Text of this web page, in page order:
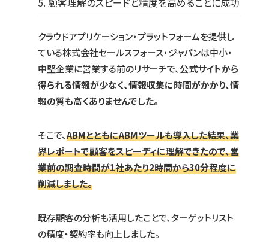
クラウドアプリケーション・プラットフォームを提供し
ている株式会社セールスフォース・ジャパンは中小・
中堅企業に営業する前のリサーチで、公式サイトから
得られる情報が少なく、情報収集に時間がかかり、情
報の質も高くありませんでした。
そこで、ABMとともにABMツールも導入した結果、業
界レポートで顧客をスピーディに理解できたので、営
業前の調査時間が1社あたり2時間から30分程度に
削減しました。
既存顧客の分析も活用したことで、ターゲットリスト
の精度・契約率も向上しました。